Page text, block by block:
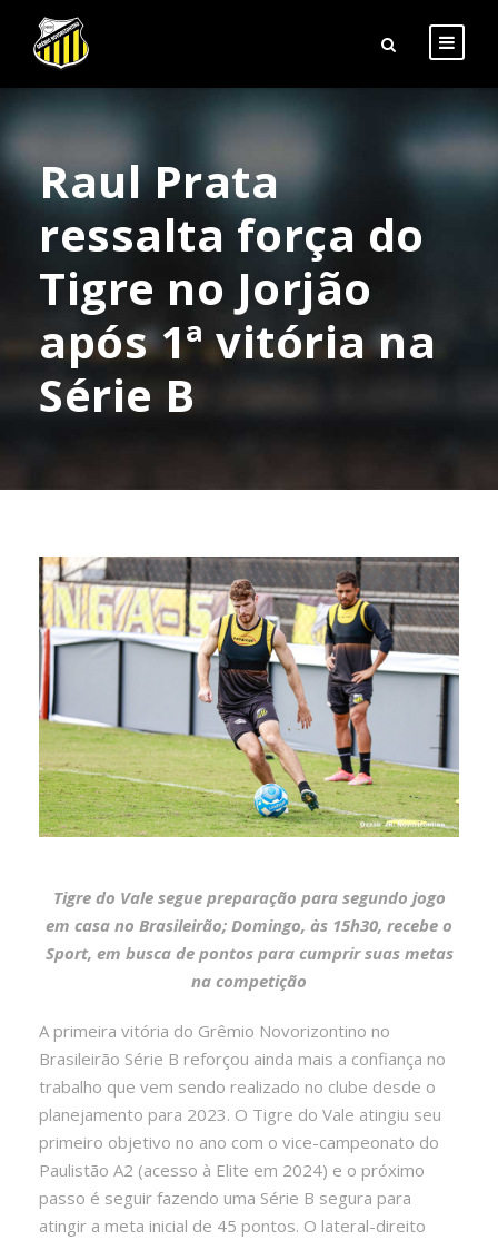
Raul Prata
ressalta força do
Tigre no Jorjão
após 1ª vitória na
Série B
Tigre do Vale segue preparação para segundo jogo
em casa no Brasileirão; Domingo, às 15h30, recebe o
Sport, em busca de pontos para cumprir suas metas
na competição
A primeira vitória do Grêmio Novorizontino no
Brasileirão Série B reforçou ainda mais a confiança no
trabalho que vem sendo realizado no clube desde o
planejamento para 2023. O Tigre do Vale atingiu seu
primeiro objetivo no ano com o vice-campeonato do
Paulistão A2 (acesso à Elite em 2024) e o próximo
passo é seguir fazendo uma Série B segura para
atingir a meta inicial de 45 pontos. O lateral-direito